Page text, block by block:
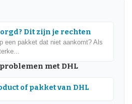
Dit zijn je rechten
een pakket dat niet aankomt? Als
met DHL
of pakket van DHL